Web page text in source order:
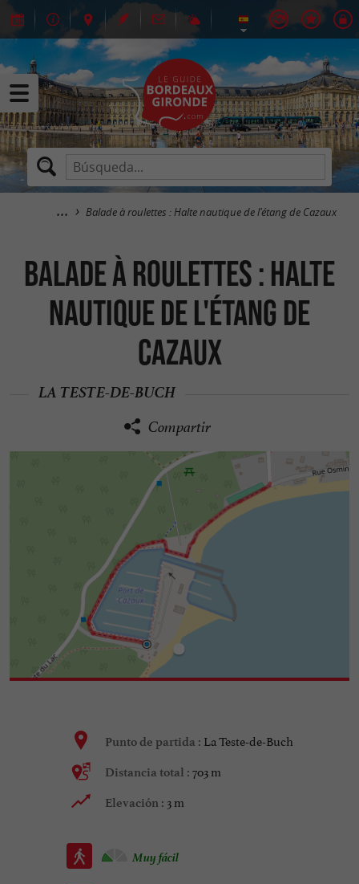
Balade à roulettes : Halte nautique de l'étang de Cazaux
Balade à roulettes : Halte
nautique de l'étang de
Cazaux
LA TESTE-DE-BUCH
Compartir
Punto de partida : La Teste-de-Buch
Distancia total : 703 m
Elevación : 3 m
Muy fácil